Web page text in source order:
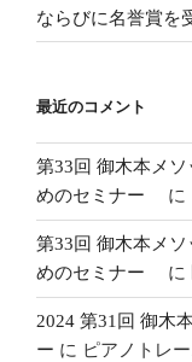
ならびに名誉賞を
最近のコメント
第33回 御木本メ
めのセミナー
に
第33回 御木本メ
めのセミナー
に
2024 第31回 御木
ー に ピアノトレ